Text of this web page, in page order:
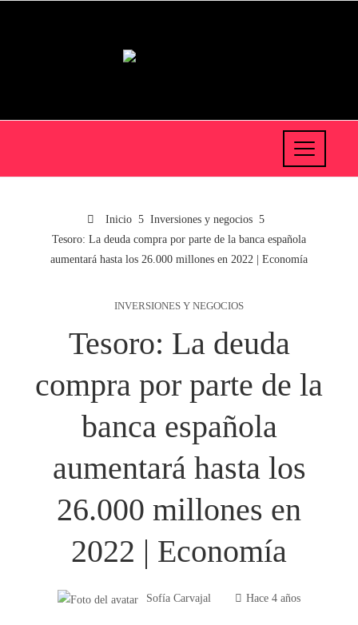
Inicio
Inversiones y negocios
Tesoro: La deuda compra por parte de la banca española
aumentará hasta los 26.000 millones en 2022 | Economía
INVERSIONES Y NEGOCIOS
Tesoro: La deuda
compra por parte de la
banca española
aumentará hasta los
26.000 millones en
2022 | Economía
Sofía Carvajal Hace 4 años